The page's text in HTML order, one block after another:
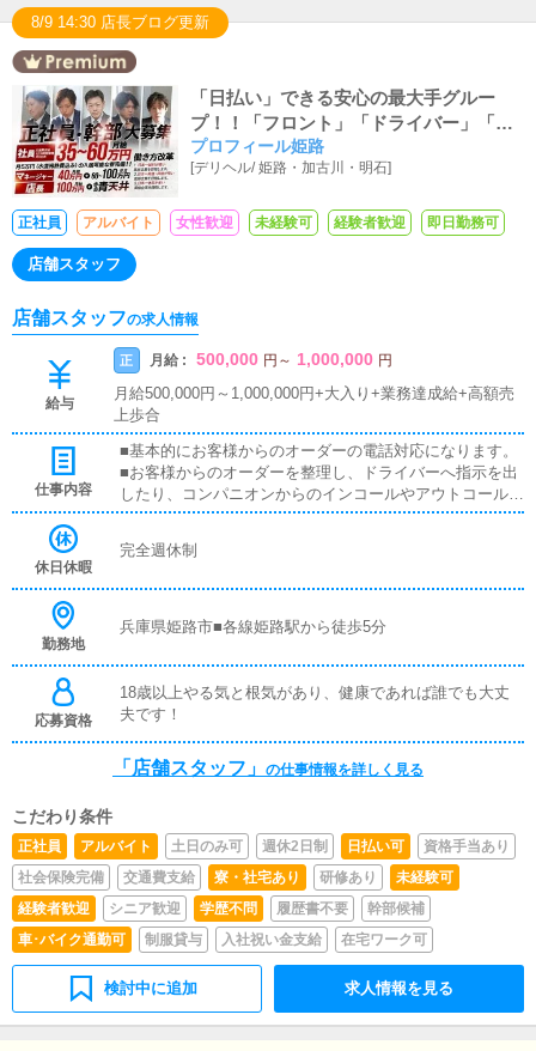
8/9 14:30 店長ブログ更新
「日払い」できる安心の最大手グルー
プ！！「フロント」「ドライバー」「レ
タッチャー」「カメラマン」随時大募集
中！！女性スタッフも働きやすい充実環
あり）」！「未経験大歓迎」！一度でい
プロフィール姫路
[デリヘル/姫路・加古川・明石]
正社員 アルバイト 女性歓迎 未経験可 経験者歓迎 即日勤務可
店舗スタッフ
店舗スタッフの求人情報
給与
正 月給 : 500,000 円 ～ 1,000,000 円
月給500,000円～1,000,000円+大入り+業務達成給+高額売
上歩合
仕事内容
■基本的にお客様からのオーダーの電話対応になります。
■お客様からのオーダーを整理し、ドライバーへ指示を出
したり、コンパニオンからのインコールやアウトコール及
び料金の指示等になります。難しいトーク技術は必要なく
す。またお電話での接客業務になりますので、言葉遣いや
客様が何度もご利用してい頂いております。■風俗業はま
厳守！きちんと納税義務も徹底しております。もちろん反
社会勢力等との付き合い関係も一切無く、社長、従業員全
員一般企業からの転職です。■弊社は昼間の会社と変わら
休日休暇
完全週休制
勤務地
兵庫県姫路市■各線姫路駅から徒歩5分
応募資格
18歳以上やる気と根気があり、健康であれば誰でも大丈
夫です！
「店舗スタッフ」 の仕事情報を詳しく見る
こだわり条件
正社員 アルバイト 土日のみ可 週休2日制 日払い可
資格手当あり
社会保険完備
交通費支給 寮・社宅あり 研修あり
未経験可
経験者歓迎
シニア歓迎 学歴不問 履歴書不要
幹部候補
車･バイク通勤可
制服貸与 入社祝い金支給 在宅ワーク可
検討中に追加 求人情報を見る